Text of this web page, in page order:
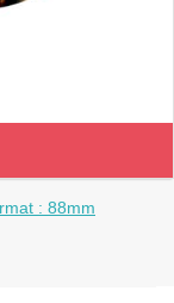
: 88mm